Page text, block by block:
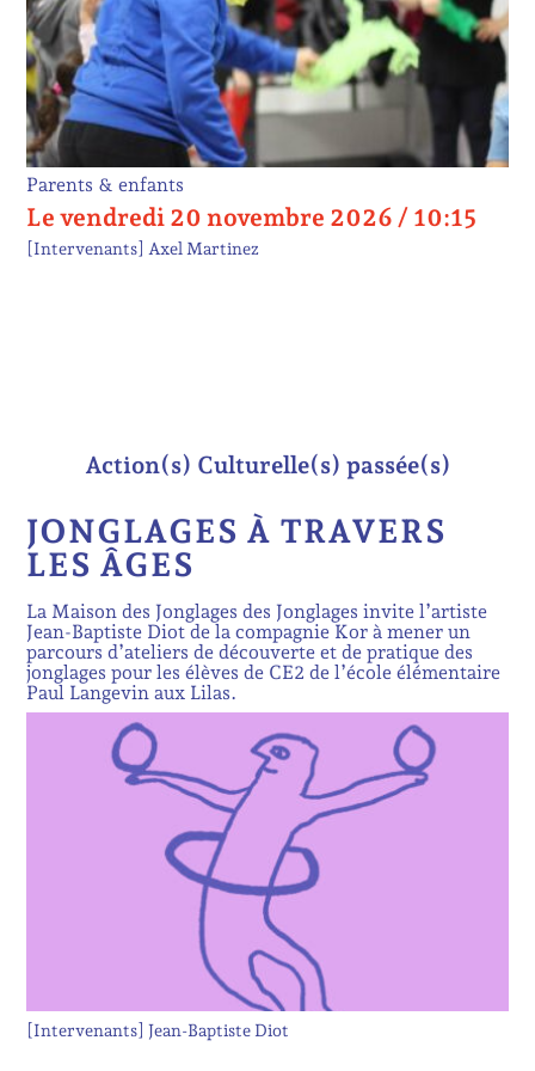
Parents & enfants
Le vendredi 20 novembre 2026 / 10:15
[Intervenants] Axel Martinez
Action(s) Culturelle(s) passée(s)
JONGLAGES À TRAVERS
LES ÂGES
La Maison des Jonglages des Jonglages invite l’artiste
Jean-Baptiste Diot de la compagnie Kor à mener un
parcours d’ateliers de découverte et de pratique des
jonglages pour les élèves de CE2 de l’école élémentaire
Paul Langevin aux Lilas.
[Intervenants]Jean-Baptiste Diot